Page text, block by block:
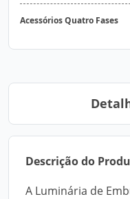
Acessórios Quatro Fases
Descrição do
A Luminária de